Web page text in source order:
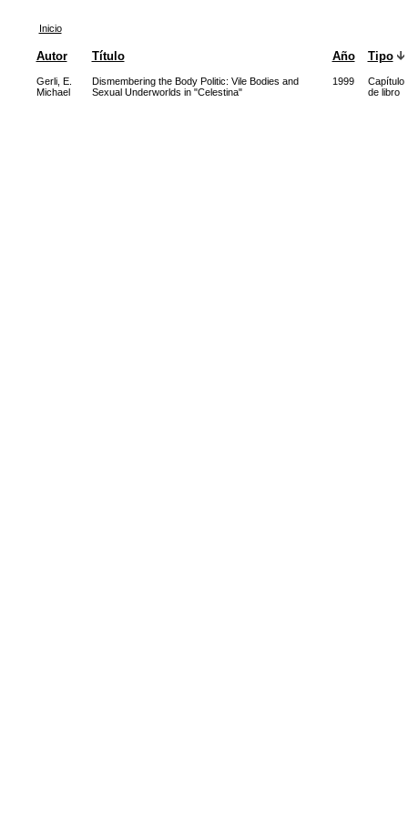
Inicio
Autor Título Año Tipo
Gerli, E.
Michael
Dismembering the Body Politic: Vile Bodies and
Sexual Underworlds in "Celestina"
1999
Capítulo
de libro